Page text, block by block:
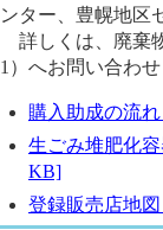
ンター、豊幌地区
詳しくは、廃棄
1）へお問い合わせ
購入助成の流
生ごみ堆肥化
KB]
登録販売店地